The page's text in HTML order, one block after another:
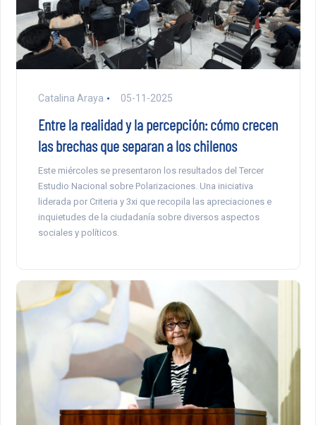
Catalina Araya 05-11-2025
Entre la realidad y la percepción: cómo crecen
las brechas que separan a los chilenos
Este miércoles se presentaron los resultados del Tercer
Estudio Nacional sobre Polarizaciones. Una iniciativa
liderada por Criteria y 3xi que recopila las apreciaciones e
inquietudes de la ciudadanía sobre diversos aspectos
sociales y políticos.